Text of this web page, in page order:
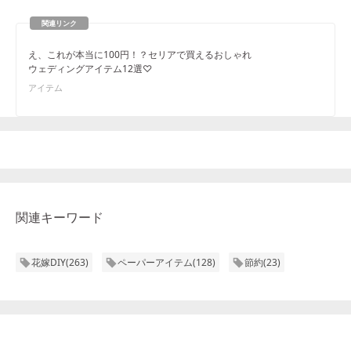
え、これが本当に100円！？セリアで買えるおしゃれ
ウェディングアイテム12選♡
アイテム
関連キーワード
花嫁DIY(263) ペーパーアイテム(128) 節約(23)